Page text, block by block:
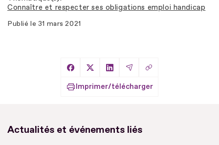
Connaître et respecter ses obligations emploi handicap
Publié le 31 mars 2021
Partager sur Facebook
Partager sur X
Partager sur LinkedIn
Partager par Email
Copier le lien
Imprimer/télécharger
Actualités et événements liés